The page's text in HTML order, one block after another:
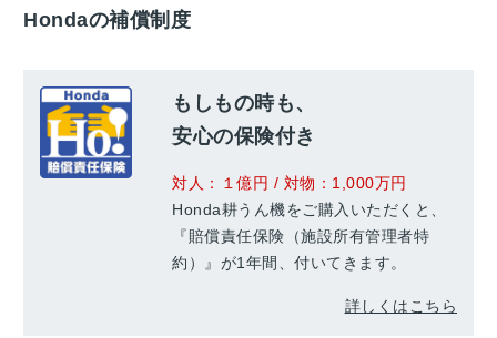
Hondaの補償制度
もしもの時も、
安心の保険付き
対人：１億円 / 対物：1,000万円
Honda耕うん機をご購入いただくと、
『賠償責任保険（施設所有管理者特
約）』が1年間、付いてきます。
詳しくはこちら